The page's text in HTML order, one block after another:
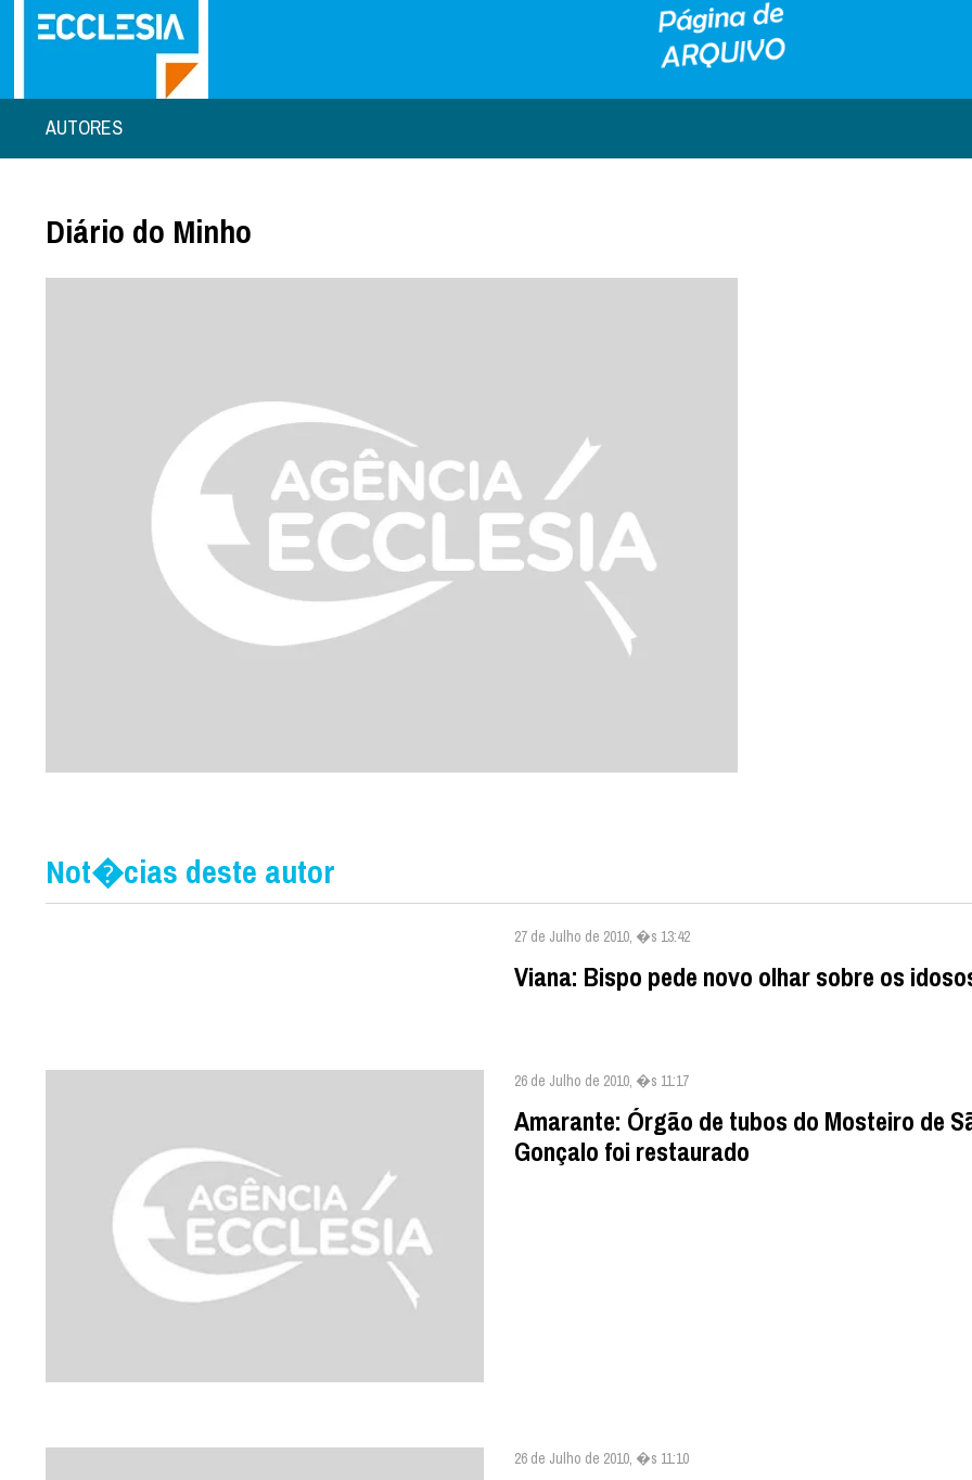
AUTORES
Diário do Minho
Not�cias deste autor
27 de Julho de 2010, �s 13:42
Viana: Bispo pede novo olhar sobre os
26 de Julho de 2010, �s 11:17
Amarante: Órgão de tubos do Mosteiro de
Gonçalo foi restaurado
26 de Julho de 2010, �s 11:10